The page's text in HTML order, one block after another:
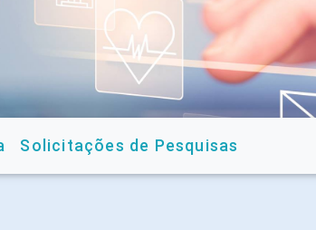
Solicitações de Pesquisas